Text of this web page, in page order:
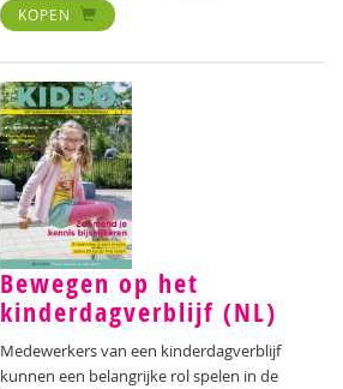
KOPEN
Bewegen op het
kinderdagverblijf (NL)
Medewerkers van een kinderdagverblijf
kunnen een belangrijke rol spelen in de